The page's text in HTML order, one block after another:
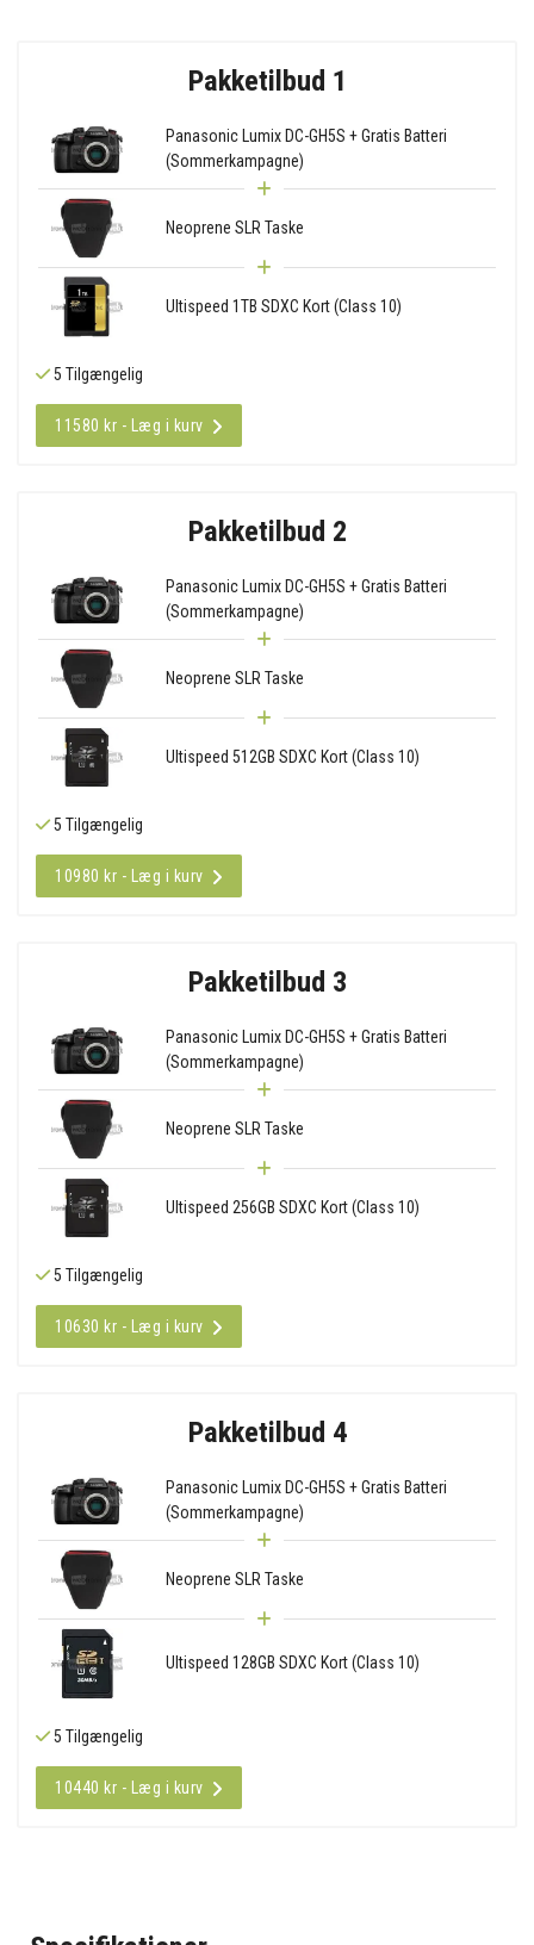
Pakketilbud 1
Panasonic Lumix DC-GH5S + Gratis Batteri
(Sommerkampagne)
Neoprene SLR Taske
Ultispeed 1TB SDXC Kort (Class 10)
5 Tilgængelig
11580 kr - Læg i kurv
Pakketilbud 2
Panasonic Lumix DC-GH5S + Gratis Batteri
(Sommerkampagne)
Neoprene SLR Taske
Ultispeed 512GB SDXC Kort (Class 10)
5 Tilgængelig
10980 kr - Læg i kurv
Pakketilbud 3
Panasonic Lumix DC-GH5S + Gratis Batteri
(Sommerkampagne)
Neoprene SLR Taske
Ultispeed 256GB SDXC Kort (Class 10)
5 Tilgængelig
10630 kr - Læg i kurv
Pakketilbud 4
Panasonic Lumix DC-GH5S + Gratis Batteri
(Sommerkampagne)
Neoprene SLR Taske
Ultispeed 128GB SDXC Kort (Class 10)
5 Tilgængelig
10440 kr - Læg i kurv